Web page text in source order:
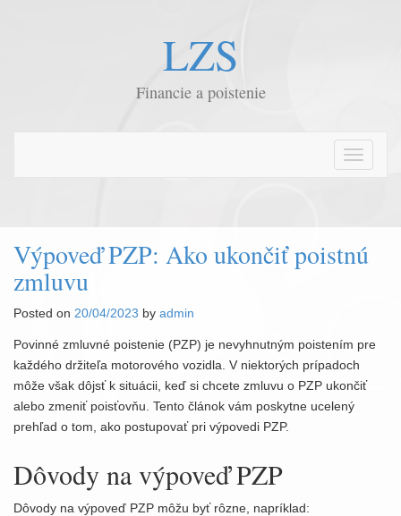
LZS
Financie a poistenie
T
e
g
a
t
Výpoveď PZP: Ako ukončiť poistnú
zmluvu
Posted on 20/04/2023 by admin
Povinné zmluvné poistenie (PZP) je nevyhnutným poistením pre
každého držiteľa motorového vozidla. V niektorých prípadoch
môže však dôjsť k situácii, keď si chcete zmluvu o PZP ukončiť
alebo zmeniť poisťovňu. Tento článok vám poskytne ucelený
prehľad o tom, ako postupovať pri výpovedi PZP.
Dôvody na výpoveď PZP
Dôvody na výpoveď PZP môžu byť rôzne, napríklad: